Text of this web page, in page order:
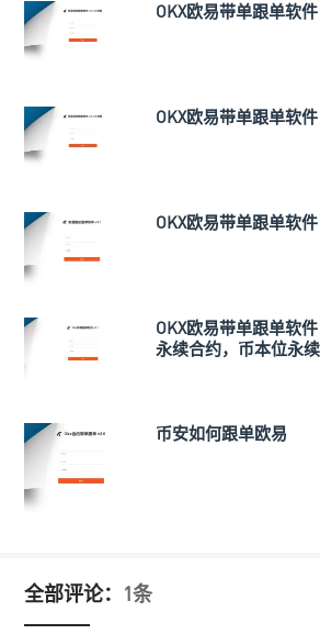
OKX欧易带单跟单软
OKX欧易带单跟单软
OKX欧易带单跟单软
OKX欧易带单跟单软
永续合约，币本位永
币安如何跟单欧易
全部评论： 1条